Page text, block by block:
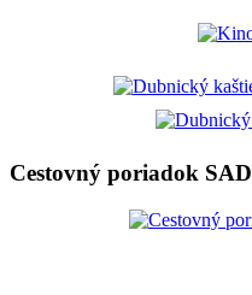
Cestovný poriadok SAD